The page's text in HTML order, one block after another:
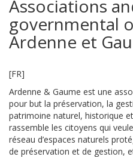
Associations
governmental
Ardenne et
[FR]
Ardenne & Gaume est une
pour but la préservation, la
patrimoine naturel, historique
rassemble les citoyens qui
réseau d’espaces naturels
de préservation et de gestion,